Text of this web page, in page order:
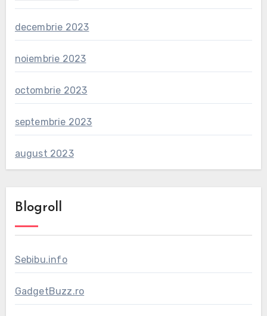
decembrie 2023
noiembrie 2023
octombrie 2023
septembrie 2023
august 2023
Blogroll
Sebibu.info
GadgetBuzz.ro